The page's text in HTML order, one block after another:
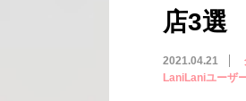
店3選
2021.04.21
LaniLaniユーザ